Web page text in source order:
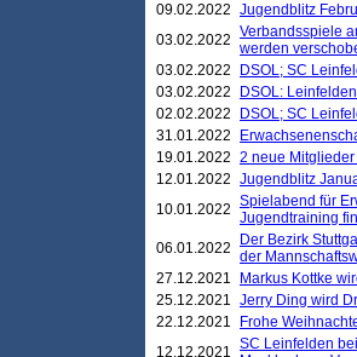
09.02.2022 Jugendblitz
03.02.2022 Verbandsspiele
werden
03.02.2022
DSOL; SC
03.02.2022
DSOL:
02.02.2022
DSOL; SC
31.01.2022
19.01.2022 2 neue
12.01.2022 Jugendblitz
10.01.2022 Spielabend für
Jugendtraining
06.01.2022
Der Bezirk
der
27.12.2021
Markus Kottke
25.12.2021 Jerry Ding wird
22.12.2021
Frohe
12.12.2021 SC Leinfelden